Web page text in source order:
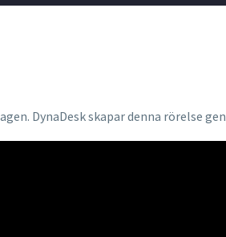
DynaDesk skapar denna rörelse